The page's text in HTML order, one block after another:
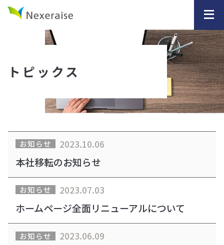
トピックス
お知らせ 2023.10.06
本社移転のお知らせ
お知らせ 2023.07.03
ホームページ全面リニューアルについて
お知らせ 2023.06.09